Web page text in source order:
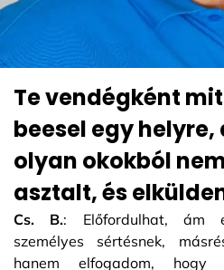
Te vendégként
beesel egy
olyan okokból
asztalt, és
Cs. B.: Előfordulhat, ám
személyes sértésnek,
hanem elfogadom,